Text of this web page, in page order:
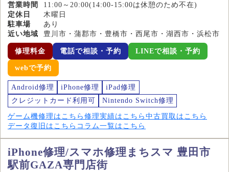
営業時間
11:00～20:00(14:00-15:00は休憩のため不在)
定休日
木曜日
駐車場
あり
近い地域
豊川市・蒲郡市・豊橋市・西尾市・湖西市・浜松市
修理料金 電話で相談・予約 LINEで相談・予約
webで予約
Android修理 iPhone修理
iPad修理
クレジットカード利用可
Nintendo Switch修理
ゲーム機修理はこちら 修理実績はこちら 中古買取はこちら
データ復旧はこちら コラム一覧はこちら
iPhone修理/スマホ修理まちスマ 豊田市
駅前GAZA専門店街